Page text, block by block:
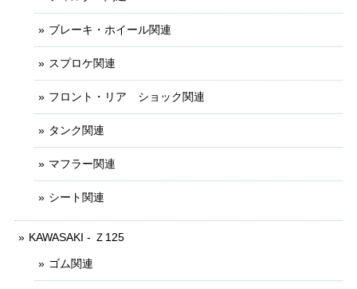
ブレーキ・ホイール関連
スプロケ関連
フロント・リア ショック関連
タンク関連
マフラー関連
シート関連
KAWASAKI - Ｚ125
ゴム関連